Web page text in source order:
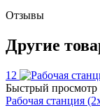
Отзывы
Другие
12
Быстрый просмотр
Рабочая станция